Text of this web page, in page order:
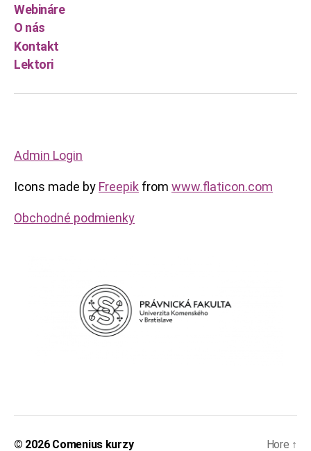
Webináre
O nás
Kontakt
Lektori
Admin Login
Icons made by Freepik from www.flaticon.com
Obchodné podmienky
© 2026 Comenius kurzy Hore ↑